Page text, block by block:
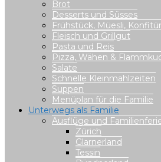
Brot
Desserts und Süsses
Frühstück, Müesli,
Fleisch und Grillgut
Pasta und Reis
Pizza, Wähen &
Salate
Schnelle Kleinmahlzeiten
Suppen
Menüplan für die Familie
Unterwegs als Familie
Ausflüge und
Zürich
Glarnerland
Tessin